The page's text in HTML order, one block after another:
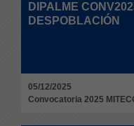
DIPALME
DESPOBLACIÓN
05/12/2025
Convocatoria 2025